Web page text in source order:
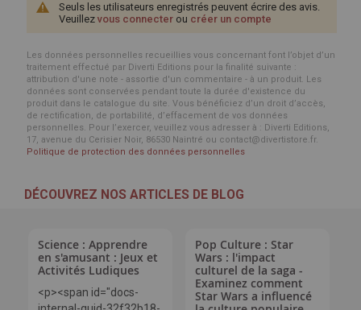
Seuls les utilisateurs enregistrés peuvent écrire des avis.
Veuillez vous connecter ou créer un compte
Les données personnelles recueillies vous concernant font l’objet d’un
traitement effectué par Diverti Editions pour la finalité suivante :
attribution d'une note - assortie d'un commentaire - à un produit. Les
données sont conservées pendant toute la durée d'existence du
produit dans le catalogue du site. Vous bénéficiez d’un droit d’accès,
de rectification, de portabilité, d’effacement de vos données
personnelles. Pour l’exercer, veuillez vous adresser à : Diverti Editions,
17, avenue du Cerisier Noir, 86530 Naintré ou contact@divertistore.fr.
Politique de protection des données personnelles
DÉCOUVREZ NOS ARTICLES DE BLOG
Science : Apprendre
en s'amusant : Jeux et
Activités Ludiques
<p><span id="docs-
Pop Culture : Star
Wars : l'impact
culturel de la saga -
Examinez comment
Star Wars a influencé